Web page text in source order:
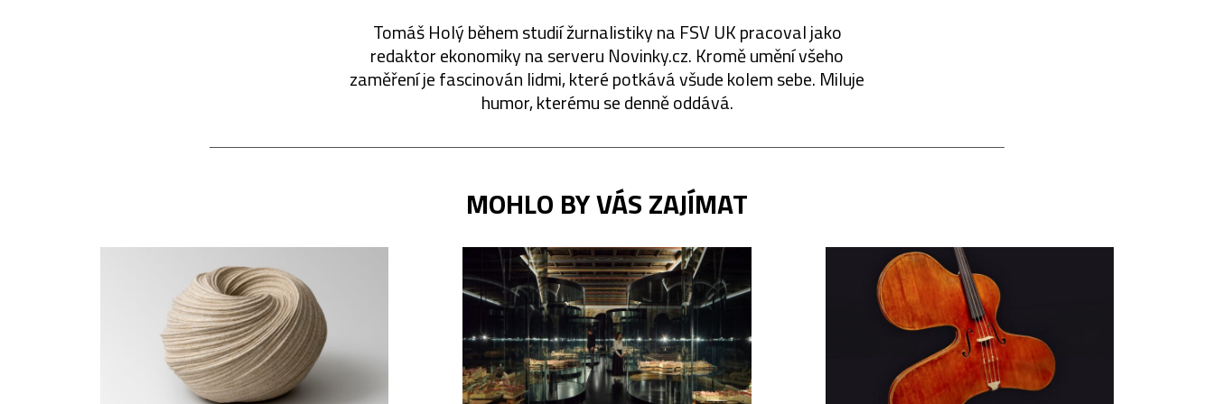
Tomáš Holý během studií žurnalistiky na FSV UK pracoval jako
redaktor ekonomiky na serveru Novinky.cz. Kromě umění všeho
zaměření je fascinován lidmi, které potkává všude kolem sebe. Miluje
humor, kterému se denně oddává.
MOHLO BY VÁS ZAJÍMAT